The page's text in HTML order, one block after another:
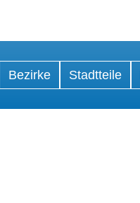
Bezirke Stadtteile